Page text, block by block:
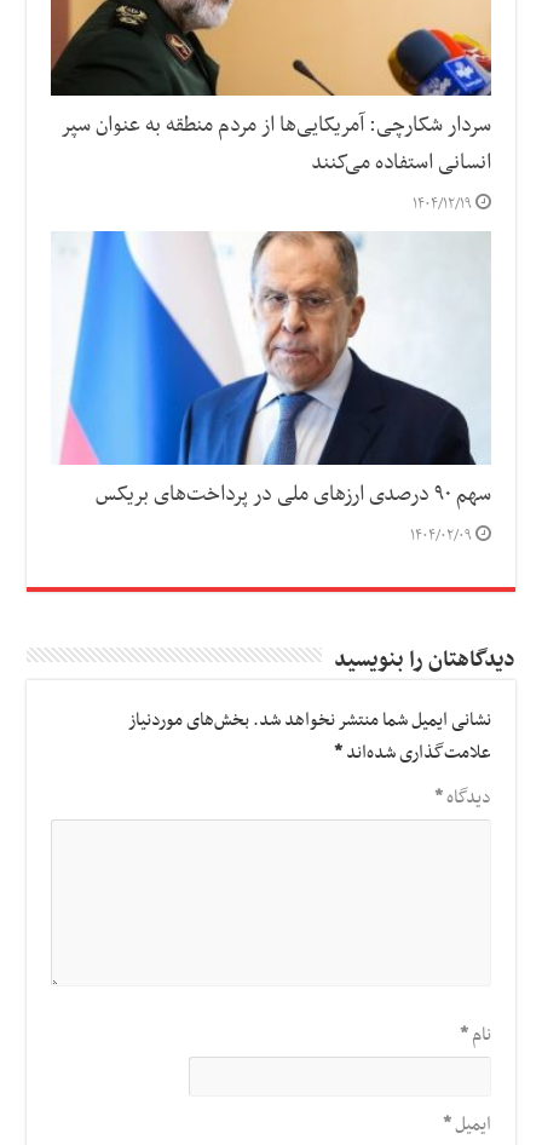
سردار شکارچی: آمریکایی‌ها از مردم منطقه به عنوان سپر
انسانی استفاده می‌کنند
۱۴۰۴/۱۲/۱۹
سهم ۹۰ درصدی ارزهای ملی در پرداخت‌های بریکس
۱۴۰۴/۰۲/۰۹
دیدگاهتان را بنویسید
نشانی ایمیل شما منتشر نخواهد شد.بخش‌های موردنیاز
علامت‌گذاری شده‌اند*
دیدگاه*
نام*
ایمیل*